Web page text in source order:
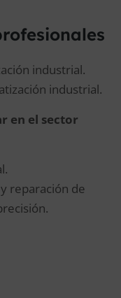
industrial.
industrial.
en el sector
reparación de